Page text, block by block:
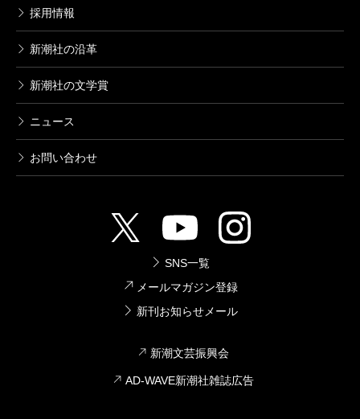
採用情報
新潮社の沿革
新潮社の文学賞
ニュース
お問い合わせ
SNS一覧
メールマガジン登録
新刊お知らせメール
新潮文芸振興会
AD-WAVE新潮社雑誌広告